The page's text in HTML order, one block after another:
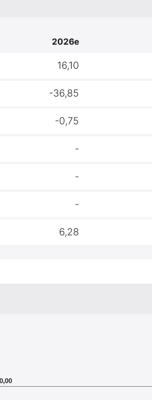
2026e
16,10
-36,85
-0,75
-
-
-
6,28
0,00